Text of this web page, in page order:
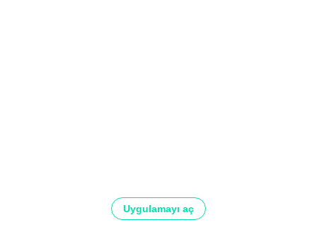
Uygulamayı aç